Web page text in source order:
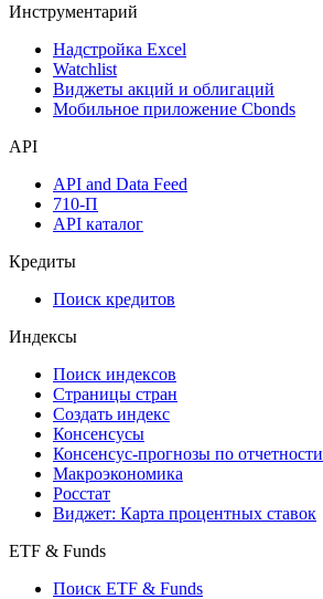
Инструментарий
Надстройка Excel
Watchlist
Виджеты акций и облигаций
Мобильное приложение Cbonds
API
API and Data Feed
710-П
API каталог
Кредиты
Поиск кредитов
Индексы
Поиск индексов
Страницы стран
Создать индекс
Консенсусы
Консенсус-прогнозы по отчетности
Макроэкономика
Росстат
Виджет: Карта процентных ставок
ETF & Funds
Поиск ETF & Funds